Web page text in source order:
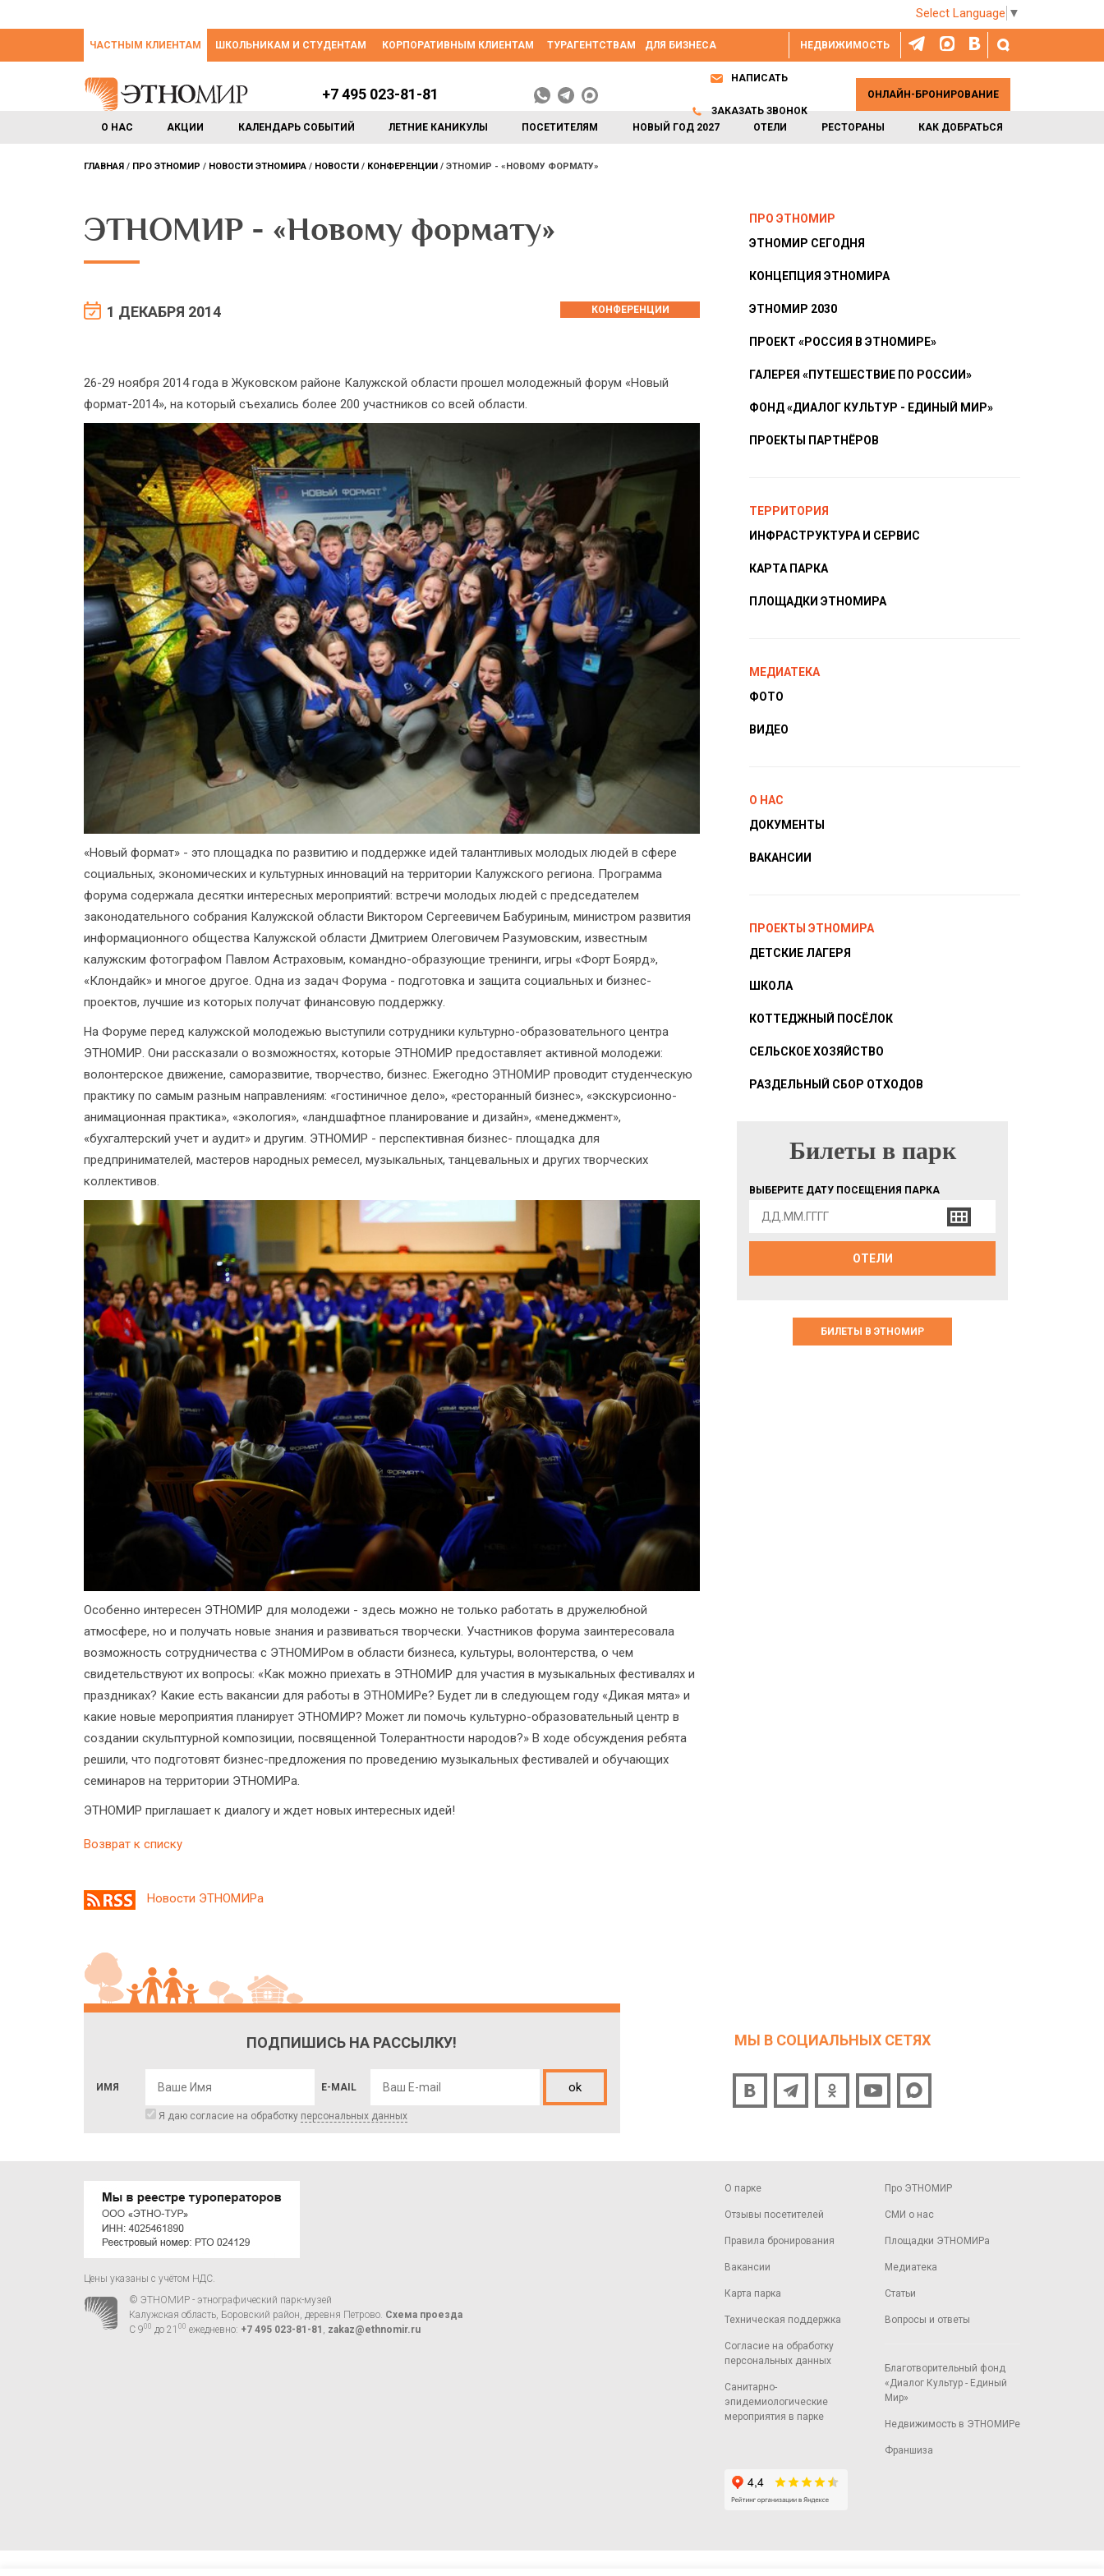
Select Language ▼
НЕДВИЖИМОСТЬ
ЧАСТНЫМ КЛИЕНТАМ ШКОЛЬНИКАМ И СТУДЕНТАМ КОРПОРАТИВНЫМ КЛИЕНТАМ ТУРАГЕНТСТВАМ ДЛЯ БИЗНЕСА
О НАС АКЦИИ КАЛЕНДАРЬ СОБЫТИЙ ЛЕТНИЕ КАНИКУЛЫ ПОСЕТИТЕЛЯМ НОВЫЙ ГОД 2027 ОТЕЛИ РЕСТОРАНЫ КАК ДОБРАТЬСЯ
+7 495 023-81-81
НАПИСАТЬ
ЗАКАЗАТЬ ЗВОНОК
ОНЛАЙН-БРОНИРОВАНИЕ
ГЛАВНАЯ ПРО ЭТНОМИР НОВОСТИ ЭТНОМИРА НОВОСТИ КОНФЕРЕНЦИИ ЭТНОМИР - «НОВОМУ ФОРМАТУ»
ЭТНОМИР - «Новому формату»
1 ДЕКАБРЯ 2014 КОНФЕРЕНЦИИ
26-29 ноября 2014 года в Жуковском районе Калужской области прошел молодежный форум «Новый
формат-2014», на который съехались более 200 участников со всей области.
«Новый формат» - это площадка по развитию и поддержке идей талантливых молодых людей в сфере
социальных, экономических и культурных инноваций на территории Калужского региона. Программа
форума содержала десятки интересных мероприятий: встречи молодых людей с председателем
законодательного собрания Калужской области Виктором Сергеевичем Бабуриным, министром развития
информационного общества Калужской области Дмитрием Олеговичем Разумовским, известным
калужским фотографом Павлом Астраховым, командно-образующие тренинги, игры «Форт Боярд»,
«Клондайк» и многое другое. Одна из задач Форума - подготовка и защита социальных и бизнес-
проектов, лучшие из которых получат финансовую поддержку.
На Форуме перед калужской молодежью выступили сотрудники культурно-образовательного центра
ЭТНОМИР. Они рассказали о возможностях, которые ЭТНОМИР предоставляет активной молодежи:
волонтерское движение, саморазвитие, творчество, бизнес. Ежегодно ЭТНОМИР проводит студенческую
практику по самым разным направлениям: «гостиничное дело», «ресторанный бизнес», «экскурсионно-
анимационная практика», «экология», «ландшафтное планирование и дизайн», «менеджмент»,
«бухгалтерский учет и аудит» и другим. ЭТНОМИР - перспективная бизнес- площадка для
предпринимателей, мастеров народных ремесел, музыкальных, танцевальных и других творческих
коллективов.
Особенно интересен ЭТНОМИР для молодежи - здесь можно не только работать в дружелюбной
атмосфере, но и получать новые знания и развиваться творчески. Участников форума заинтересовала
возможность сотрудничества с ЭТНОМИРом в области бизнеса, культуры, волонтерства, о чем
свидетельствуют их вопросы: «Как можно приехать в ЭТНОМИР для участия в музыкальных фестивалях и
праздниках? Какие есть вакансии для работы в ЭТНОМИРе? Будет ли в следующем году «Дикая мята» и
какие новые мероприятия планирует ЭТНОМИР? Может ли помочь культурно-образовательный центр в
создании скульптурной композиции, посвященной Толерантности народов?» В ходе обсуждения ребята
решили, что подготовят бизнес-предложения по проведению музыкальных фестивалей и обучающих
семинаров на территории ЭТНОМИРа.
ЭТНОМИР приглашает к диалогу и ждет новых интересных идей!
Возврат к списку
ПРО ЭТНОМИР
ЭТНОМИР СЕГОДНЯ
КОНЦЕПЦИЯ ЭТНОМИРА
ЭТНОМИР 2030
ПРОЕКТ «РОССИЯ В ЭТНОМИРЕ»
ГАЛЕРЕЯ «ПУТЕШЕСТВИЕ ПО РОССИИ»
ФОНД «ДИАЛОГ КУЛЬТУР - ЕДИНЫЙ МИР»
ПРОЕКТЫ ПАРТНЁРОВ
ТЕРРИТОРИЯ
ИНФРАСТРУКТУРА И СЕРВИС
КАРТА ПАРКА
ПЛОЩАДКИ ЭТНОМИРА
МЕДИАТЕКА
ФОТО
ВИДЕО
О НАС
ДОКУМЕНТЫ
ВАКАНСИИ
ПРОЕКТЫ ЭТНОМИРА
ДЕТСКИЕ ЛАГЕРЯ
ШКОЛА
КОТТЕДЖНЫЙ ПОСЁЛОК
СЕЛЬСКОЕ ХОЗЯЙСТВО
РАЗДЕЛЬНЫЙ СБОР ОТХОДОВ
БИЛЕТЫ В ПАРК
Билеты в парк
ВЫБЕРИТЕ ДАТУ ПОСЕЩЕНИЯ ПАРКА
ОТЕЛИ
БИЛЕТЫ В ЭТНОМИР
Новости ЭТНОМИРа
ПОДПИШИСЬ НА РАССЫЛКУ!
ИМЯ E-MAIL ok
Я даю согласие на обработку персональных данных
МЫ В СОЦИАЛЬНЫХ СЕТЯХ
О парке
Отзывы посетителей
Правила бронирования
Вакансии
Карта парка
Техническая поддержка
Согласие на обработку
персональных данных
Санитарно-
эпидемиологические
мероприятия в парке
Про ЭТНОМИР
СМИ о нас
Площадки ЭТНОМИРа
Медиатека
Статьи
Вопросы и ответы
Благотворительный фонд
«Диалог Культур - Единый
Мир»
Недвижимость в ЭТНОМИРе
Франшиза
Цены указаны с учётом НДС.
© ЭТНОМИР - этнографический парк-музей
Калужская область, Боровский район, деревня Петрово. Схема проезда
С 900 до 21 00 ежедневно: +7 495 023-81-81 zakaz@ethnomir.ru